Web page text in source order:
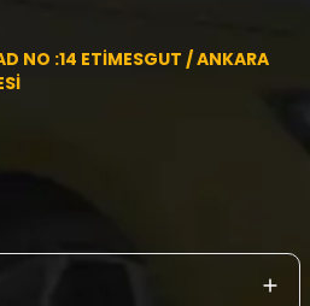
NO :14 ETİMESGUT / ANKARA